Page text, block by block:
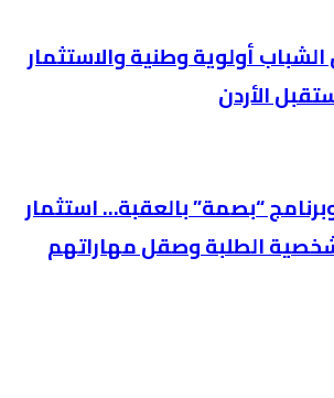
أولوية وطنية والاستثمار
الأردن
“بصمة” بالعقبة… استثمار
الطلبة وصقل مهاراتهم